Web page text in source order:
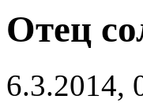
Отец
6.3.2014,